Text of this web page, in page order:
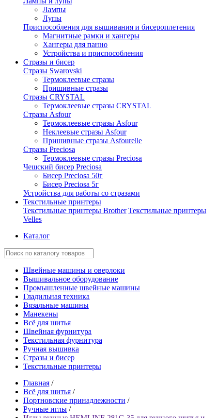
Лампы
Лупы
Приспособления для вышивания и бисероплетения
Магнитные рамки и хангеры
Хангеры для панно
Устройства и приспособления
Стразы и бисер
Стразы Swarovski
Термоклеевые стразы
Пришивные стразы
Стразы CRYSTAL
Термоклеевые стразы CRYSTAL
Стразы Asfour
Термоклеевые стразы Asfour
Неклеевые стразы Asfour
Пришивные стразы Asfourelle
Стразы Preciosa
Термоклеевые стразы Preciosa
Чешский бисер Preciosa
Бисер Preciosa 50г
Бисер Preciosa 5г
Устройства для работы со стразами
Текстильные принтеры
Текстильные принтеры Brother Текстильные принтеры
Velles
Каталог
Швейные машины и оверлоки
Вышивальное оборудование
Промышленные швейные машины
Гладильная техника
Вязальные машины
Манекены
Всё для шитья
Швейная фурнитура
Текстильная фурнитура
Ручная вышивка
Стразы и бисер
Текстильные принтеры
Главная /
Всё для шитья /
Портновские принадлежности /
Ручные иглы /